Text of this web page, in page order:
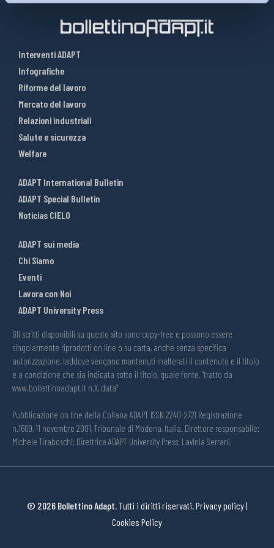
Interventi ADAPT
Infografiche
Riforme del lavoro
Mercato del lavoro
Relazioni industriali
Salute e sicurezza
Welfare
ADAPT International Bulletin
ADAPT Special Bulletin
Noticias CIELO
ADAPT sui media
Chi Siamo
Eventi
Lavora con Noi
ADAPT University Press
Gli scritti disponibili su questo sito sono copy-free e possono essere
singolarmente riprodotti on line o su carta, anche senza specifica
autorizzazione, laddove vengano mantenuti inalterati il contenuto e il titolo
e a condizione che sia indicata sotto il titolo, quale fonte, “tratto da
www.bollettinoadapt.it n.X, data“
Pubblicazione on line della Collana ADAPT ISSN 2240-2721 Registrazione
n.1609, 11 novembre 2001, Tribunale di Modena, Italia. Direttore responsabile:
Michele Tiraboschi; Direttrice ADAPT University Press: Lavinia Serrani.
© 2026 Bollettino Adapt.Tutti i diritti riservati.Privacy policy|
Cookies Policy